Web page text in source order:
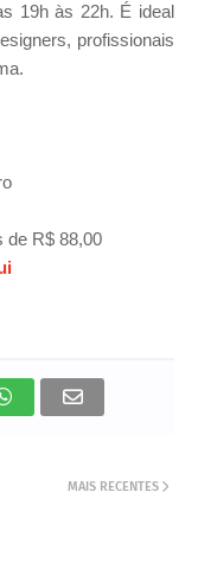
19h às 22h. É ideal
profissionais
de R$ 88,00
MAIS RECENTES